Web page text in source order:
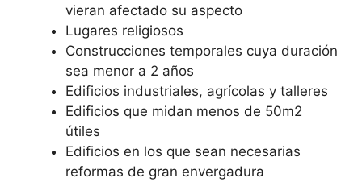
vieran afectado su aspecto
Lugares religiosos
Construcciones temporales cuya duración
sea menor a 2 años
Edificios industriales, agrícolas y talleres
Edificios que midan menos de 50m2
útiles
Edificios en los que sean necesarias
reformas de gran envergadura